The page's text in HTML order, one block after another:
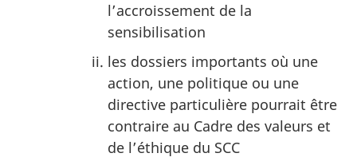
l’accroissement de la
sensibilisation
les dossiers importants où une
action, une politique ou une
directive particulière pourrait être
contraire au Cadre des valeurs et
de l’éthique du SCC